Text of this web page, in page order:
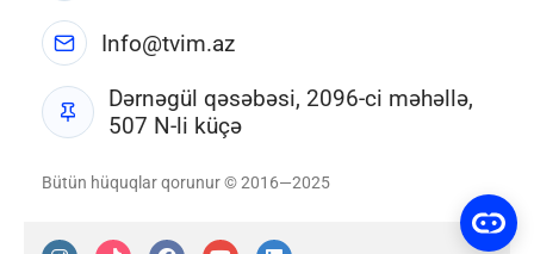
Info@tvim.az
Dərnəgül qəsəbəsi, 2096-ci məhəllə,
507 N-li küçə
Bütün hüquqlar qorunur © 2016—2025